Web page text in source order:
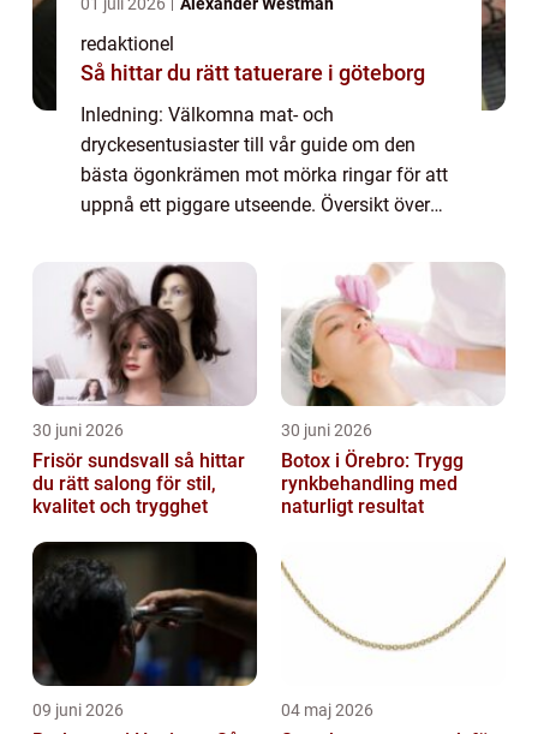
redaktionel
Så hittar du rätt tatuerare i göteborg
Inledning: Välkomna mat- och
dryckesentusiaster till vår guide om den
bästa ögonkrämen mot mörka ringar för att
uppnå ett piggare utseende. Översikt över
problemet: Mörka ringar under ögonen är
et...
30 juni 2026
Frisör sundsvall så hittar
du rätt salong för stil,
kvalitet och trygghet
30 juni 2026
Botox i Örebro: Trygg
rynkbehandling med
naturligt resultat
09 juni 2026 04 maj 2026